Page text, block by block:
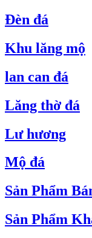
Đèn đá
Khu lăng mộ
lan can đá
Lăng thờ đá
Lư hương
Mộ đá
Sản Phẩm
Sản Phẩm